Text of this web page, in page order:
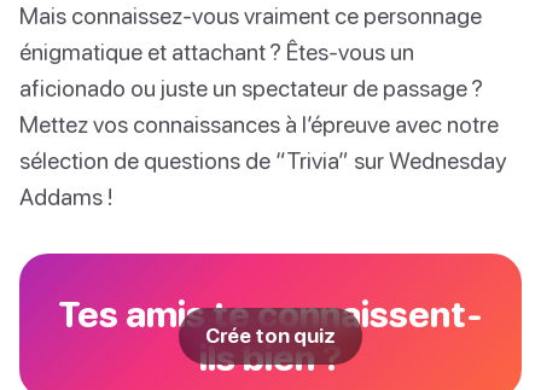
Mais connaissez-vous vraiment ce personnage
énigmatique et attachant ? Êtes-vous un
aficionado ou juste un spectateur de passage ?
Mettez vos connaissances à l’épreuve avec notre
sélection de questions de “Trivia” sur Wednesday
Addams !
Tes amis te connaissent-
ils bien ?
Crée ton quiz